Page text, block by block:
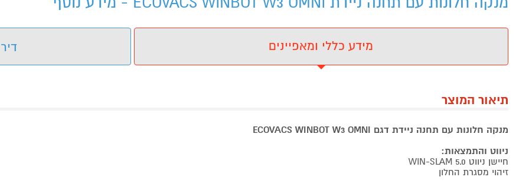
מידע כללי ומאפיינים
תיאור המוצר
מנקה חלונות עם תחנה ניידת דגם ECOVACS WINBOT W3 OMNI
ניווט והתמצאות:
חיישן ניווט WIN-SLAM 5.0
זיהוי מסגרת החלון